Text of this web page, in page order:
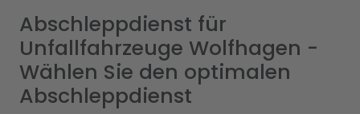
Abschleppdienst für
Unfallfahrzeuge Wolfhagen -
Wählen Sie den optimalen
Abschleppdienst